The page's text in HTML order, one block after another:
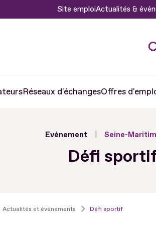
Site emploiActualités &
Réseaux d'échangesOffres
Evénement Seine-
Défi
Actualités et événements Défi sportif